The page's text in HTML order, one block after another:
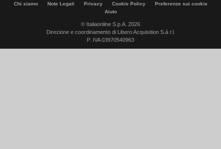
Chi siamo Note Legali Privacy Cookie Policy
Preferenze sui cookie
Aiuto
© Italiaonline S.p.A. 2026
Direzione e coordinamento di Libero Acquisition S.á r.l.
P. IVA 03970540963